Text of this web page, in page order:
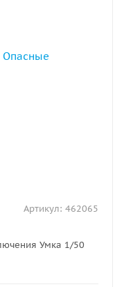
Артикул: 462065
Умка 1/50